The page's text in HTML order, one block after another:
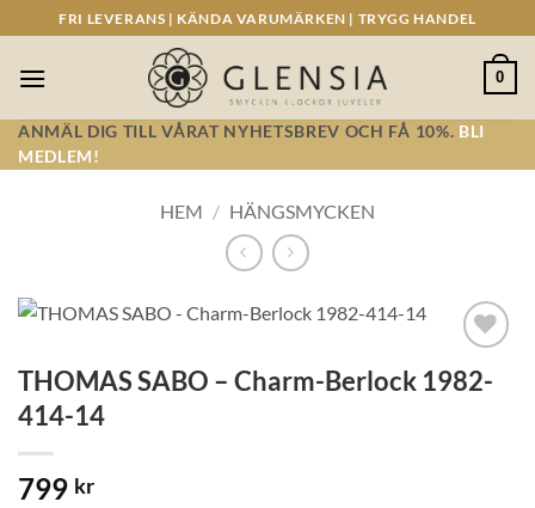
to
content
FRI LEVERANS | KÄNDA VARUMÄRKEN | TRYGG HANDEL
0
ANMÄL DIG TILL VÅRAT NYHETSBREV OCH FÅ 10%. BLI
MEDLEM!
HEM / HÄNGSMYCKEN
Lägg till i
önskelistan!
THOMAS SABO – Charm-Berlock 1982-
414-14
799 kr